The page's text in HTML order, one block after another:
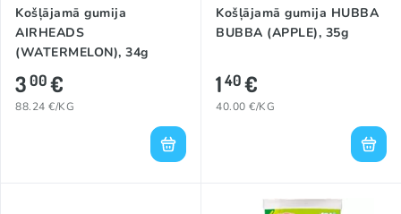
Košļājamā gumija
AIRHEADS
(WATERMELON), 34g
300€
88.24 €/KG
Košļājamā gumija HUBBA
BUBBA (APPLE), 35g
140€
40.00 €/KG